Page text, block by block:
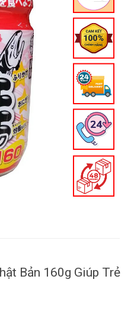
Bản 160g Giúp Trẻ